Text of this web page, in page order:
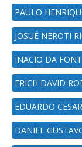
PAULO
JOSUÉ NEROTI
INACIO DA
ERICH DAVID
EDUARDO
DANIEL